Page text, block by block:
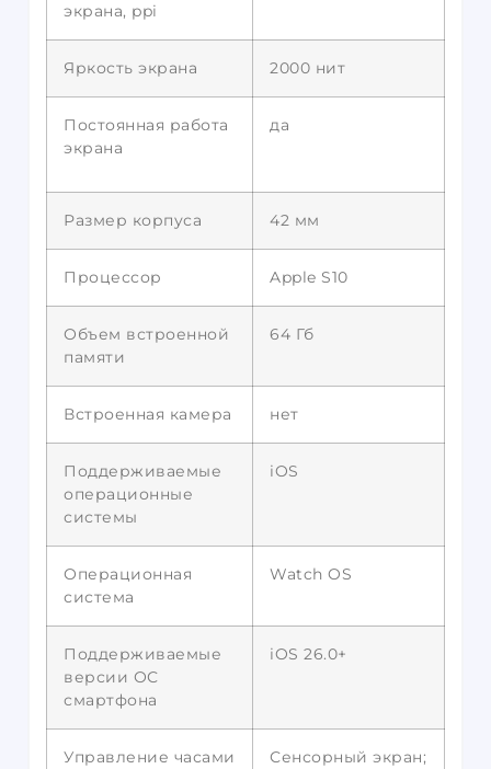
экрана, ppi
Яркость экрана 2000 нит
Постоянная работа
экрана
да
Размер корпуса 42 мм
Процессор Apple S10
Объем встроенной
памяти
64 Гб
Встроенная камера нет
Поддерживаемые
операционные
системы
iOS
Операционная
система
Watch OS
Поддерживаемые
версии ОС
смартфона
iOS 26.0+
Управление часами
Сенсорный экран;